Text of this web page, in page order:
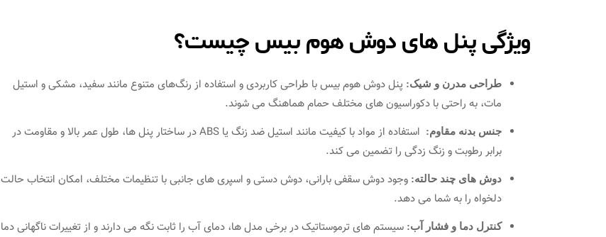
ویژگی پنل های دوش هوم بیس چیست؟
طراحی مدرن و شیک: پنل‌ دوش هوم بیس با طراحی کاربردی و استفاده از رنگ‌های متنوع مانند سفید، مشکی و استیل
مات، به راحتی با دکوراسیون‌ های مختلف حمام هماهنگ می‌ شوند.
جنس بدنه مقاوم:
استفاده از مواد با کیفیت مانند استیل ضد زنگ یا ABS در ساختار پنل‌ ها، طول عمر بالا و مقاومت در
برابر رطوبت و زنگ‌ زدگی را تضمین می‌ کند.
دوش‌ های چند حالته: وجود دوش سقفی بارانی، دوش دستی و اسپری‌ های جانبی با تنظیمات مختلف، امکان انتخاب حالت
دلخواه را به شما می‌ دهد.
کنترل دما و فشار آب: سیستم‌ های ترموستاتیک در برخی مدل‌ ها، دمای آب را ثابت نگه می‌ دارند و از تغییرات ناگهانی دما